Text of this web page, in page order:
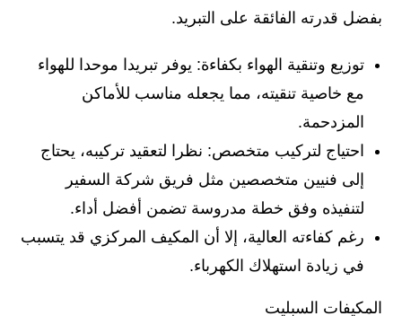
بفضل قدرته الفائقة على التبريد.
توزيع وتنقية الهواء بكفاءة: يوفر تبريدا موحدا للهواء
مع خاصية تنقيته، مما يجعله مناسب للأماكن
المزدحمة.
احتياج لتركيب متخصص: نظرا لتعقيد تركيبه، يحتاج
إلى فنيين متخصصين مثل فريق شركة السفير
لتنفيذه وفق خطة مدروسة تضمن أفضل أداء.
رغم كفاءته العالية، إلا أن المكيف المركزي قد يتسبب
في زيادة استهلاك الكهرباء.
المكيفات السبليت